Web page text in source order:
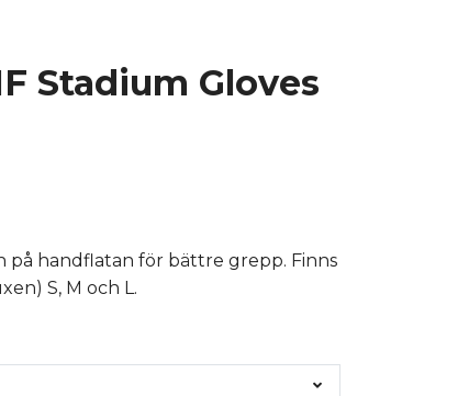
Stadium Gloves
på handflatan för bättre grepp. Finns
S, M och L.